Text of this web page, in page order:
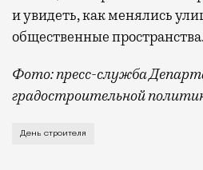
и увидеть, как менялись
общественные пространства.
Фото: пресс-служба
градостроительной
В этом году
День строителя